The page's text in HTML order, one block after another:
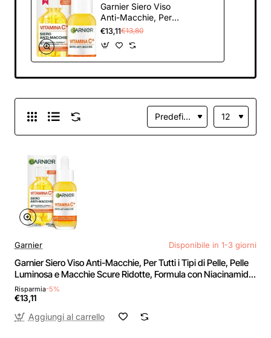
Garnier Siero Viso
Anti-Macchie, Per
Tutti i Tipi di Pelle,
Pelle Luminosa e
Macchie Scure
Ridotte, Formula con
€13,11€13,80
Garnier Disponibile in 1-3 giorni
Garnier Siero Viso Anti-Macchie, Per Tutti i Tipi di Pelle, Pelle
Luminosa e Macchie Scure Ridotte, Formula con Niacinamide
Uniformante, Melasyl e Vitamina C, Vitamin C, 30 ml
Risparmia-5%
€13,11
Aggiungi al carrello